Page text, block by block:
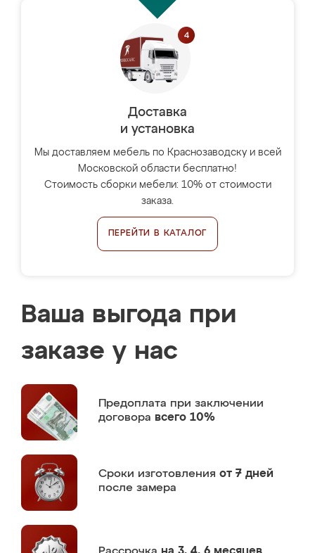
Доставка
и установка
Мы доставляем мебель по Краснозаводску и всей
Московской области бесплатно!
Стоимость сборки мебели: 10% от стоимости
заказа.
ПЕРЕЙТИ В КАТАЛОГ
Ваша выгода при
заказе у нас
Предоплата при заключении
договора всего 10%
Сроки изготовления от 7 дней
после замера